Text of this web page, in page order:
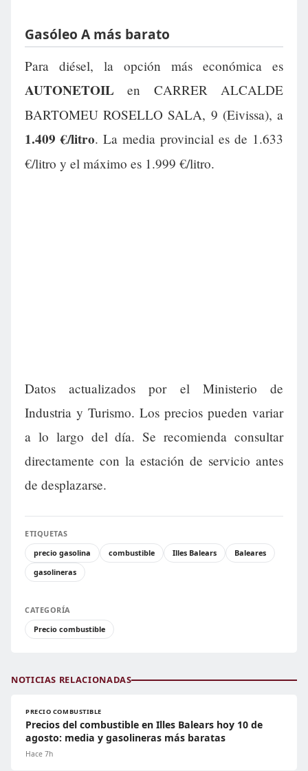
Gasóleo A más barato
Para diésel, la opción más económica es
AUTONETOIL en CARRER ALCALDE
BARTOMEU ROSELLO SALA, 9 (Eivissa), a
1.409 €/litro. La media provincial es de 1.633
€/litro y el máximo es 1.999 €/litro.
Datos actualizados por el Ministerio de
Industria y Turismo. Los precios pueden variar
a lo largo del día. Se recomienda consultar
directamente con la estación de servicio antes
de desplazarse.
ETIQUETAS
precio gasolina
combustible Illes Balears
Baleares
gasolineras
CATEGORÍA
Precio combustible
NOTICIAS RELACIONADAS
PRECIO COMBUSTIBLE
Precios del combustible en Illes Balears hoy 10 de
agosto: media y gasolineras más baratas
Hace 7h